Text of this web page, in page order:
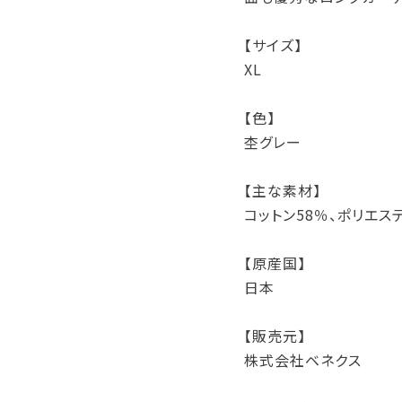
【サイズ】
XL
【色】
杢グレー
【主な素材】
コットン58％、ポリエス
【原産国】
日本
【販売元】
株式会社ベネクス